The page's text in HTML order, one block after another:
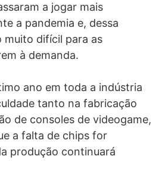
a jogar mais
a pandemia e, dessa
muito difícil para as
à demanda.
ano em toda a indústria
tanto na fabricação
de consoles de videogame,
a falta de chips for
produção continuará